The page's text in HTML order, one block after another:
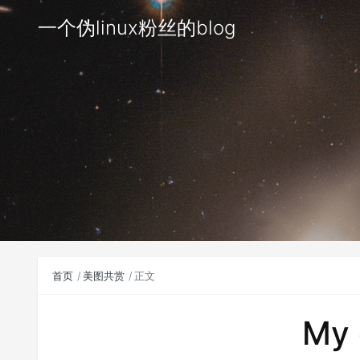
一个伪linux粉丝的blog
首页 美图共赏 正文
My